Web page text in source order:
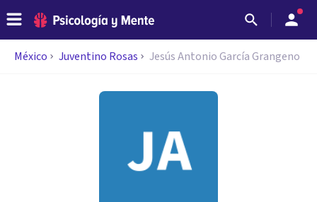
México Juventino Rosas Jesús Antonio García Grangeno